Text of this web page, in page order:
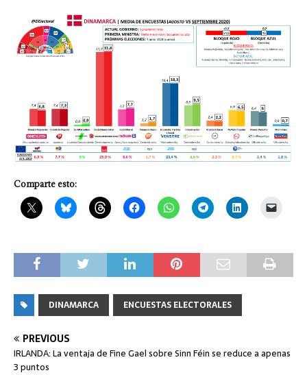
Comparte esto:
DINAMARCA ENCUESTAS ELECTORALES
PREVIOUS
IRLANDA: La ventaja de Fine Gael sobre Sinn Féin se reduce a apenas
3 puntos